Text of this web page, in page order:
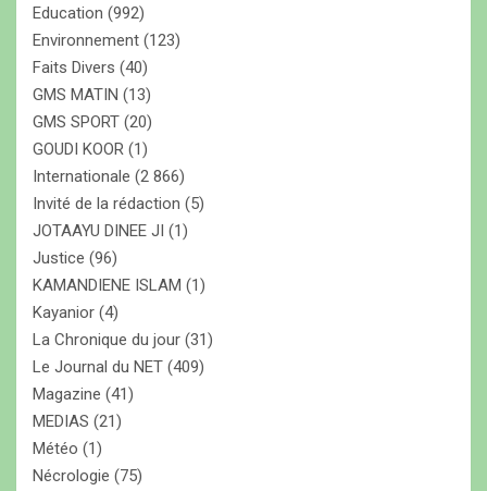
Education (992)
Environnement (123)
Faits Divers (40)
GMS MATIN (13)
GMS SPORT (20)
GOUDI KOOR (1)
Internationale (2 866)
Invité de la rédaction (5)
JOTAAYU DINEE JI (1)
Justice (96)
KAMANDIENE ISLAM (1)
Kayanior (4)
La Chronique du jour (31)
Le Journal du NET (409)
Magazine (41)
MEDIAS (21)
Météo (1)
Nécrologie (75)